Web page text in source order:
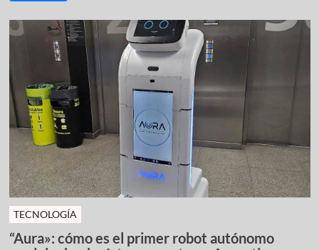
TECNOLOGÍA
“Aura»: cómo es el primer robot autónomo